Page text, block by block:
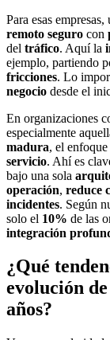
Para esas
remoto seguro con
del tráfico. Aquí la
ejemplo, partiendo
fricciones. Lo
negocio desde el
En organizaciones
especialmente
madura, el
servicio. Ahí es
bajo una sola
operación, reduce
incidentes. Según
solo el 10% de las
integración
¿Qué
evolución
años?